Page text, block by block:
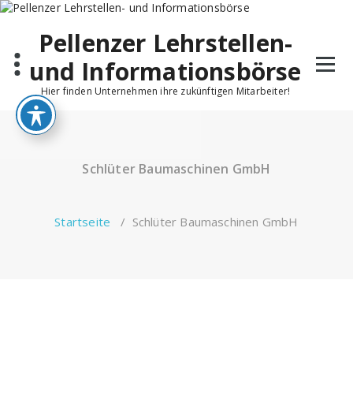
Pellenzer Lehrstellen-
und Informationsbörse
Hier finden Unternehmen ihre zukünftigen Mitarbeiter!
Schlüter Baumaschinen GmbH
Startseite / Schlüter Baumaschinen GmbH